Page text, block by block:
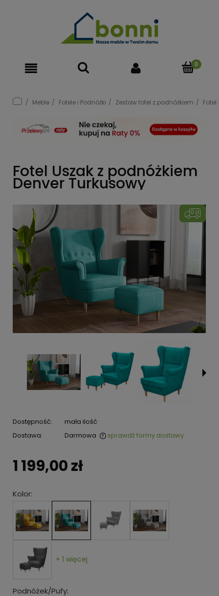
Meble Fotele i Podnóżki Zestaw fotel z podnóżkiem
Fotel Uszak z podnóżkiem
Denver Turkusowy
Dostępność:
mała ilość
Dostawa:
Darmowa sprawdź formy dostawy
1 199,00 zł
Kolor:
+ 1 więcej
Podnóżek/Pufy: